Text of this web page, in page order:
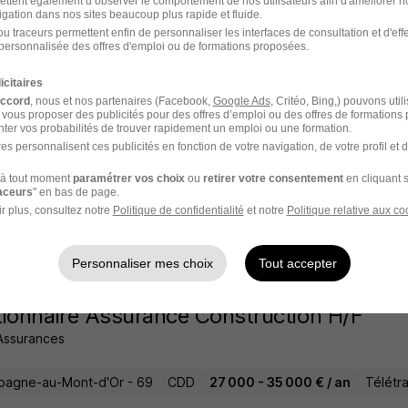
de Comptes en Assurance Energies
au-Mont-d'Or - 69 CDI 32 000 - 40 000 € / an
Assurance Construction H/F
au-Mont-d'Or - 69 CDD 27 000 - 35 000 € / an
dans nos sites beaucoup plus rapide et fluide.
traceurs permettent enfin de personnaliser les interfaces de consultation et
des offres d'emploi ou de formations proposées.
, nous et nos partenaires (Facebook, Google Ads, Critéo, Bing,) pouvons
proposer des publicités pour des offres d’emploi ou des offres de formations
vos probabilités de trouver rapidement un emploi ou une formation.
personnalisent ces publicités en fonction de votre navigation, de votre profil et
tout moment paramétrer vos choix ou retirer votre consentementen cliquant
" en bas de page.
plus, consultez notre Politique de confidentialité et notre Politique relative aux
Personnaliser mes choix Tout accepter